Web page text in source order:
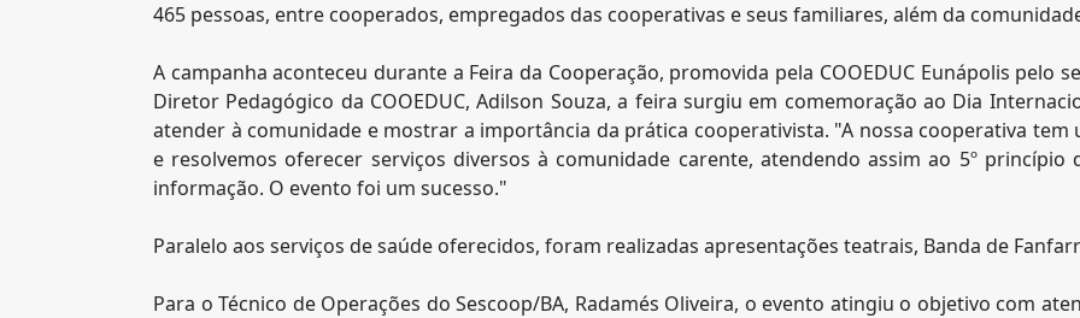
465 pessoas, entre cooperados, empregados das cooperativas e seus familiares, além da
A campanha aconteceu durante a Feira da Cooperação, promovida pela COOEDUC Eunápolis pelo
Diretor Pedagógico da COOEDUC, Adilson Souza, a feira surgiu em comemoração ao Dia
atender à comunidade e mostrar a importância da prática cooperativista. "A nossa cooperativa
e resolvemos oferecer serviços diversos à comunidade carente, atendendo assim ao 5º
informação. O evento foi um sucesso."
Paralelo aos serviços de saúde oferecidos, foram realizadas apresentações teatrais, Banda de
Para o Técnico de Operações do Sescoop/BA, Radamés Oliveira, o evento atingiu o objetivo com